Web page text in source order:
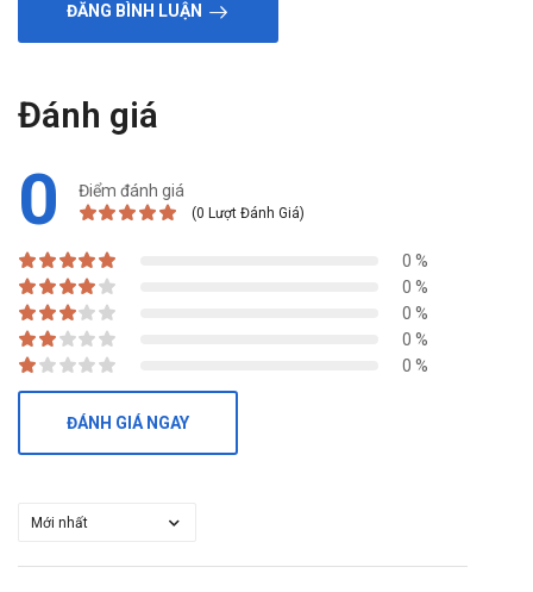
ĐĂNG BÌNH LUẬN
Đánh giá
0 Điểm đánh giá
(0 Lượt Đánh Giá)
0 %
0 %
0 %
0 %
0 %
ĐÁNH GIÁ NGAY